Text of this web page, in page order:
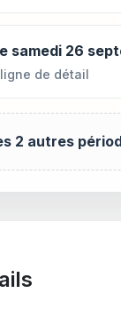
samedi 26
ligne de détail
2 autres